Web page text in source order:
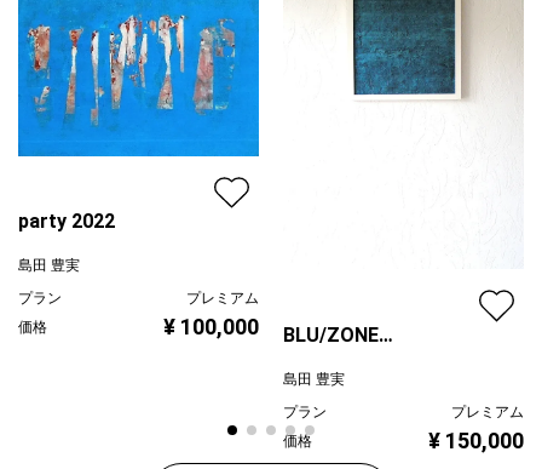
配送目安
二週間以内
party 2022
島田 豊実
プラン
プレミアム
価格
¥ 100,000
BLU/ZONE
島田 豊実
プラン
プレミアム
価格
¥ 150,000